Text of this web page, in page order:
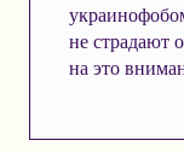
не страдают
на это